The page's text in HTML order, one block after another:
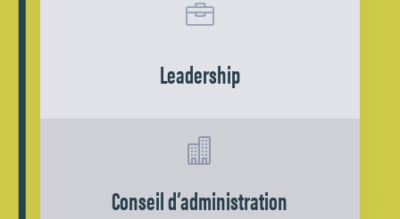

Leadership

Conseil d’administration